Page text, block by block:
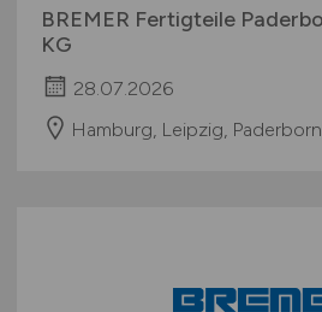
BREMER Fertigteile
KG
28.07.2026
Hamburg, Leipzig,